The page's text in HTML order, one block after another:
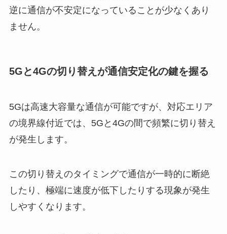
逆に通信が不安定になっていることが少なくあり
ません。
5Gと4Gの切り替えが通信安定化の鍵を握る
5Gは高速大容量な通信が可能ですが、対応エリア
の境界線付近では、5Gと4Gの間で頻繁に切り替え
が発生します。
この切り替えのタイミングで通信が一時的に断絶
したり、極端に速度が低下したりする現象が発生
しやすくなります。